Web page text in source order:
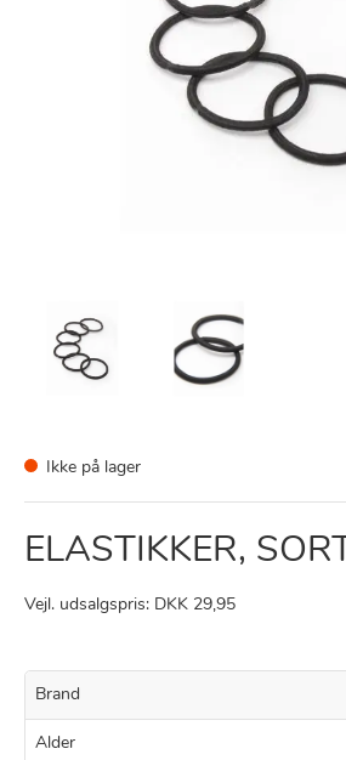
Ikke på lager
ELASTIKKER, SORT
Vejl. udsalgspris: DKK 29,95
Brand
Alder